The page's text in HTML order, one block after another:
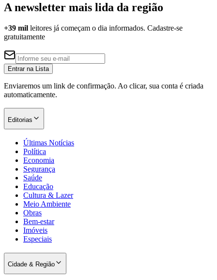
A newsletter mais lida da região
+39 mil leitores já começam o dia informados. Cadastre-se
gratuitamente
Entrar na Lista
Enviaremos um link de confirmação. Ao clicar, sua conta é criada
automaticamente.
Editorias
Últimas Notícias
Política
Economia
Segurança
Saúde
Educação
Cultura & Lazer
Meio Ambiente
Obras
Bem-estar
Imóveis
Especiais
Cidade & Região